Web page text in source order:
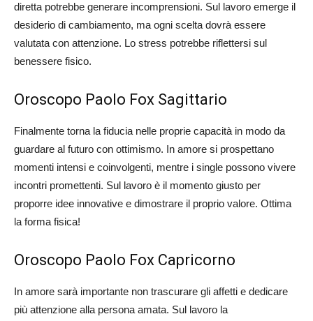
diretta potrebbe generare incomprensioni. Sul lavoro emerge il
desiderio di cambiamento, ma ogni scelta dovrà essere
valutata con attenzione. Lo stress potrebbe riflettersi sul
benessere fisico.
Oroscopo Paolo Fox Sagittario
Finalmente torna la fiducia nelle proprie capacità in modo da
guardare al futuro con ottimismo. In amore si prospettano
momenti intensi e coinvolgenti, mentre i single possono vivere
incontri promettenti. Sul lavoro è il momento giusto per
proporre idee innovative e dimostrare il proprio valore. Ottima
la forma fisica!
Oroscopo Paolo Fox Capricorno
In amore sarà importante non trascurare gli affetti e dedicare
più attenzione alla persona amata. Sul lavoro la